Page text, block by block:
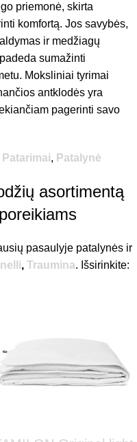
priemonė, skirta
komfortą. Jos savybės,
ir medžiagų
sumažinti
Moksliniai tyrimai
antklodės yra
pagerinti savo
Patarimai, Patalynė
asortimentą
pasaulyje patalynės ir
, Traumina. Išsirinkite: